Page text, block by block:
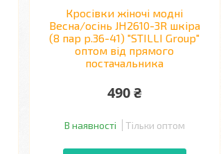
Кросівки жіночі модні
Весна/осінь JH2610-3R шкіра
(8 пар р.36-41) "STILLI Group"
оптом від прямого
постачальника
490 ₴
В наявності Тільки оптом